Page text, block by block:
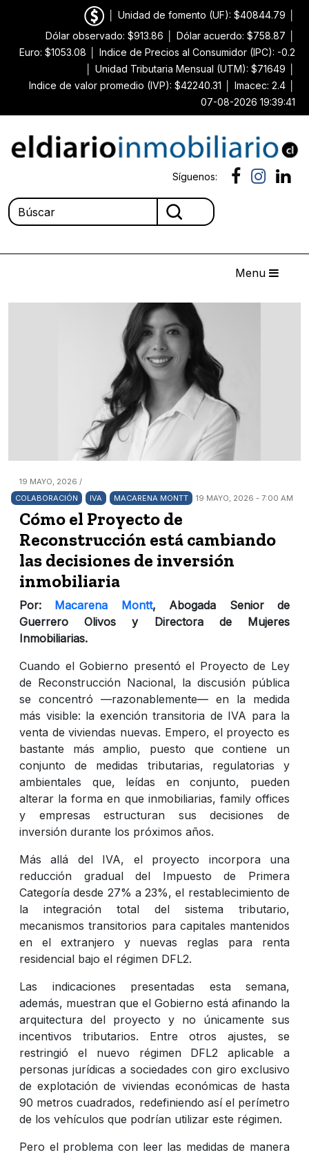
Unidad de fomento (UF): $40844.79
Dólar observado: $913.86
Dólar acuerdo: $758.87
Euro: $1053.08
Indice de Precios al Consumidor (IPC): -0.2
Unidad Tributaria Mensual (UTM): $71649
Indice de valor promedio (IVP): $42240.31
Imacec: 2.4
07-08-2026 19:39:41
Síguenos:
Menu
19 MAYO, 2026 /
COLABORACIÓN
IVA MACARENA MONTT 19 MAYO, 2026 - 7:00 AM
Cómo el Proyecto de
Reconstrucción está cambiando
las decisiones de inversión
inmobiliaria
Por: Macarena Montt, Abogada Senior de
Guerrero Olivos y Directora de Mujeres
Inmobiliarias.
Cuando el Gobierno presentó el Proyecto de Ley
de Reconstrucción Nacional, la discusión pública
se concentró —razonablemente— en la medida
más visible: la exención transitoria de IVA para la
venta de viviendas nuevas. Empero, el proyecto es
bastante más amplio, puesto que contiene un
conjunto de medidas tributarias, regulatorias y
ambientales que, leídas en conjunto, pueden
alterar la forma en que inmobiliarias, family offices
y empresas estructuran sus decisiones de
inversión durante los próximos años.
Más allá del IVA, el proyecto incorpora una
reducción gradual del Impuesto de Primera
Categoría desde 27% a 23%, el restablecimiento de
la integración total del sistema tributario,
mecanismos transitorios para capitales mantenidos
en el extranjero y nuevas reglas para renta
residencial bajo el régimen DFL2.
Las indicaciones presentadas esta semana,
además, muestran que el Gobierno está afinando la
arquitectura del proyecto y no únicamente sus
incentivos tributarios. Entre otros ajustes, se
restringió el nuevo régimen DFL2 aplicable a
personas jurídicas a sociedades con giro exclusivo
de explotación de viviendas económicas de hasta
90 metros cuadrados, redefiniendo así el perímetro
de los vehículos que podrían utilizar este régimen.
Pero el problema con leer las medidas de manera